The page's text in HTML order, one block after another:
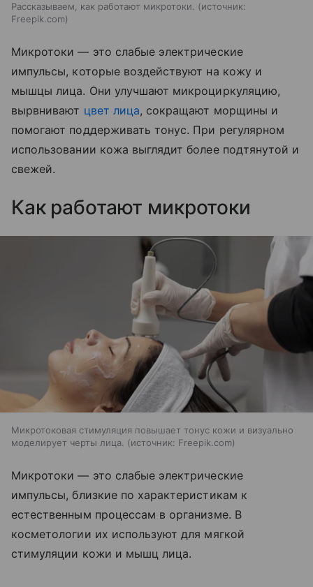
Рассказываем, как работают микротоки.
источник:
Freepik.com
Микротоки — это слабые электрические
импульсы, которые воздействуют на кожу и
мышцы лица. Они улучшают микроциркуляцию,
вырвнивают цвет лица, сокращают морщины и
помогают поддерживать тонус. При регулярном
использовании кожа выглядит более подтянутой и
свежей.
Как работают микротоки
Микротоковая стимуляция повышает тонус кожи и визуально
моделирует черты лица.
источник: Freepik.com
Микротоки — это слабые электрические
импульсы, близкие по характеристикам к
естественным процессам в организме. В
косметологии их используют для мягкой
стимуляции кожи и мышц лица.